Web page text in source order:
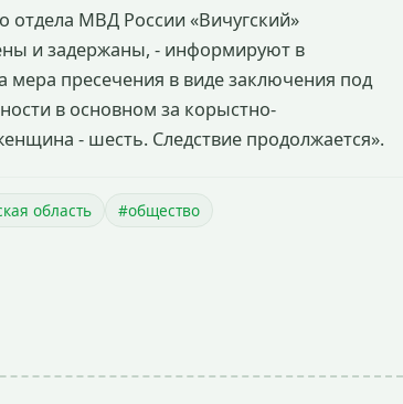
отдела МВД России «Вичугский»
и задержаны, - информируют в
пресечения в виде заключения под
в основном за корыстно-
- шесть. Следствие продолжается».
область
#общество